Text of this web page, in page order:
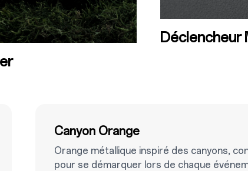
Déclencheur
Canyon Orange
Orange métallique inspiré des canyons,
pour se démarquer lors de chaque